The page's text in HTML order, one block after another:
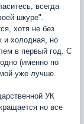
всегда
шкуре".
хотя не без
и холодная, но
в первый год. С
(именно по
уже лучше.
УК
но все